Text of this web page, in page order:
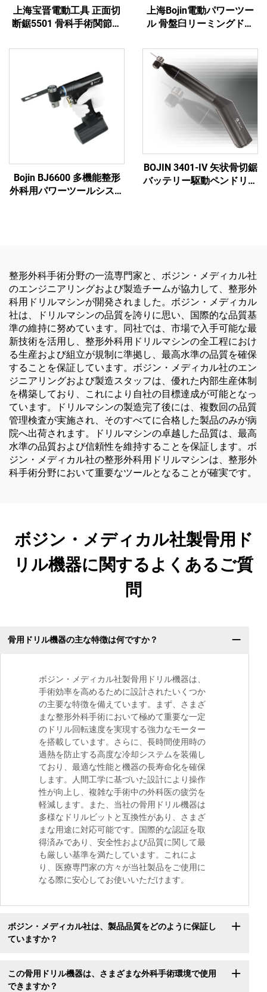
上海宝晋電動工具 正面切
断鋸5501 骨科手術関節外
上海Bojin電動パワーツー
ル 骨盤臼リーミングドリ
節外傷用システム5000
Bojin BJ6600 多機能整形
外科用パワーツールシステ
BOJIN 3401-IV 矢状骨切鋸
バッテリー駆動ペンドリル
整形外科手術分野の一流専門家と、ボジン・メディカル社
のエンジニアリングおよび製造チームが協力して、整形外
科用ドリルマシンが開発されました。ボジン・メディカル
社は、ドリルマシンの品質を誇りに思い、国際的な品質基
準の維持に努めています。同社では、市場で入手可能な最
新技術を活用し、整形外科用ドリルマシンの全工程におけ
る生産および組立が規制に準拠し、最高水準の品質を確保
することを保証しています。ボジン・メディカル社のエン
ジニアリングおよび製造スタッフは、優れた内部生産体制
を構築しており、これにより自社の目標達成が可能となっ
ています。ドリルマシンの製造完了後には、複数回の品質
管理検査が実施され、そのすべてに合格した製品のみが病
院へ出荷されます。ドリルマシンの卓越した品質は、最高
水準の品質および信頼性を維持することを保証します。ボ
ジン・メディカル社の整形外科用ドリルマシンは、整形外
科手術分野において重要なツールとなることが確実です。
ボジン・メディカル社製骨用ド
リル機器に関するよくあるご質
問
骨用ドリル機器の主な特徴は何ですか？
ボジン・メディカル社製骨用ドリル機器は、
手術効率を高めるために設計されたいくつか
の主要な特徴を備えています。まず、さまざ
まな整形外科手術において極めて重要な一定
のドリル回転速度を実現する強力なモーター
を搭載しています。さらに、長時間使用時の
過熱を防止する高度な冷却システムを装備し
ており、最適な性能と機器の長寿命化を確保
します。人間工学に基づいた設計により操作
性が向上し、複雑な手術中の外科医の疲労を
軽減します。また、当社の骨用ドリル機器は
多様なドリルビットと互換性があり、さまざ
まな用途に対応可能です。国際的な認証を取
得済みであり、安全性および品質に関して最
も厳しい基準を満たしています。これによ
り、医療専門家の方々が当社製品をご使用に
なる際に安心してお使いいただけます。
ボジン・メディカル社は、製品品質をどのように保証し
ていますか？
この骨用ドリル機器は、さまざまな外科手術環境で使用
できますか？